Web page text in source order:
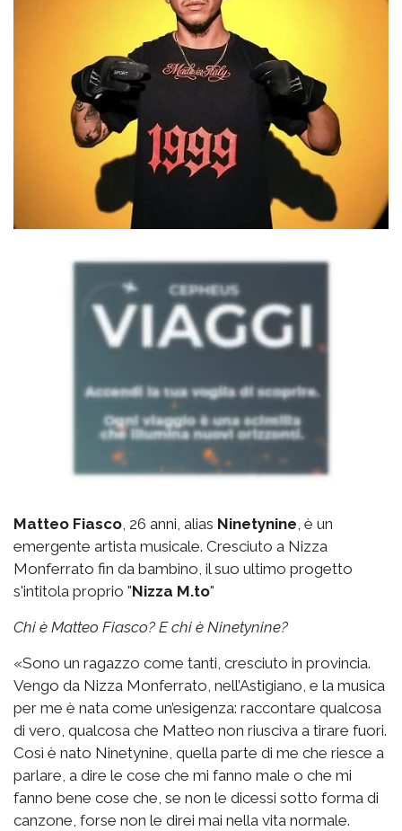
Matteo Fiasco , 26 anni, alias Ninetynine , è un
emergente artista musicale. Cresciuto a Nizza
Monferrato fin da bambino, il suo ultimo progetto
s'intitola proprio "Nizza M.to"
Chi è Matteo Fiasco? E chi è Ninetynine?
«Sono un ragazzo come tanti, cresciuto in provincia.
Vengo da Nizza Monferrato, nell’Astigiano, e la musica
per me è nata come un’esigenza: raccontare qualcosa
di vero, qualcosa che Matteo non riusciva a tirare fuori.
Così è nato Ninetynine, quella parte di me che riesce a
parlare, a dire le cose che mi fanno male o che mi
fanno bene cose che, se non le dicessi sotto forma di
canzone, forse non le direi mai nella vita normale.